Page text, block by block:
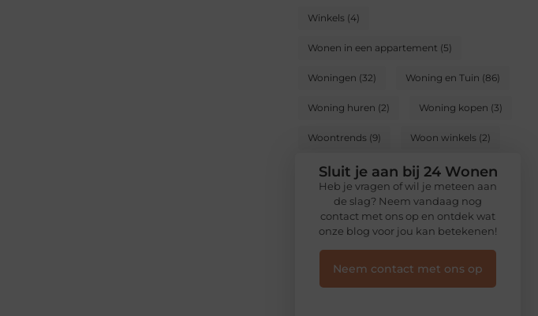
Winkels (4)
Wonen in een appartement (5)
Woningen (32) Woning en Tuin (86)
Woning huren (2) Woning kopen (3)
Woontrends (9) Woon winkels (2)
Sluit je aan bij 24 Wonen
Heb je vragen of wil je meteen aan
de slag? Neem vandaag nog
contact met ons op en ontdek wat
onze blog voor jou kan betekenen!
Neem contact met ons op